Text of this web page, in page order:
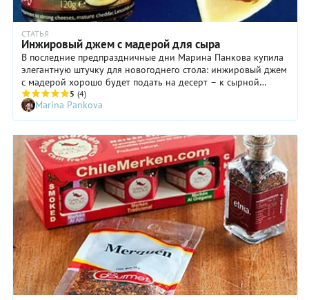
СТАТЬЯ
Инжировый джем с мадерой для сыра
В последние предпраздничные дни Марина Панкова купила
элегантную штучку для новогоднего стола: инжировый джем
с мадерой хорошо будет подать на десерт – к сырной
тарелке.
5 (4)
Marina Pankova